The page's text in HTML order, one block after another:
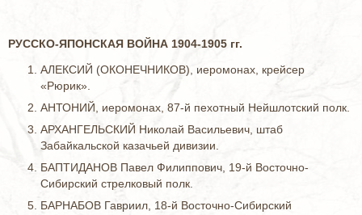
РУССКО-ЯПОНСКАЯ ВОЙНА 1904-1905 гг.
АЛЕКСИЙ (ОКОНЕЧНИКОВ), иеромонах, крейсер
«Рюрик».
АНТОНИЙ, иеромонах, 87-й пехотный Нейшлотский полк.
АРХАНГЕЛЬСКИЙ Николай Васильевич, штаб
Забайкальской казачьей дивизии.
БАПТИДАНОВ Павел Филиппович, 19-й Восточно-
Сибирский стрелковый полк.
БАРНАБОВ Гавриил, 18-й Восточно-Сибирский